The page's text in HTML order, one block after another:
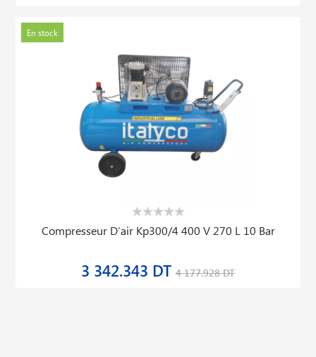
En stock
Compresseur D′air Kp300/4 400 V 270 L 10 Bar
3 342.343 DT 4 177.928 DT